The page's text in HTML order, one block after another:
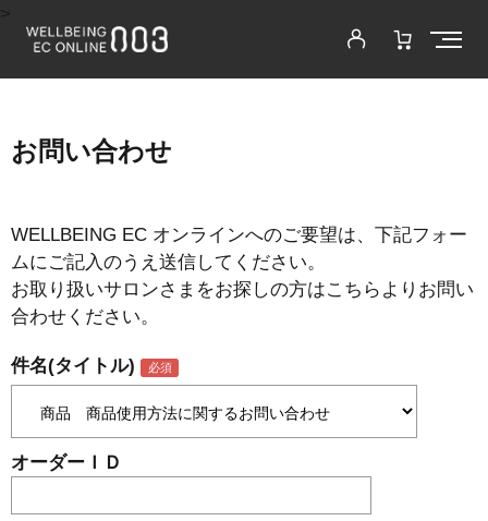
お問い合わせ
WELLBEING EC オンラインへのご要望は、下記フォー
ムにご記入のうえ送信してください。
お取り扱いサロンさまをお探しの方はこちらよりお問い
合わせください。
件名(タイトル)
オーダーＩＤ